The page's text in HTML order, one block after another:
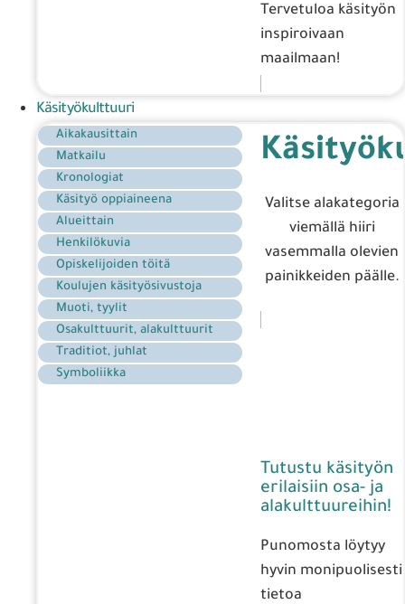
Tervetuloa käsityön
inspiroivaan
maailmaan!
Käsityökulttuuri
Aikakausittain
Matkailu
Kronologiat
Käsityö oppiaineena
Alueittain
Henkilökuvia
Opiskelijoiden töitä
Koulujen käsityösivustoja
Muoti, tyylit
Osakulttuurit, alakulttuurit
Traditiot, juhlat
Symboliikka
Valitse alakategoria
viemällä hiiri
vasemmalla olevien
painikkeiden päälle.
Tutustu käsityön
erilaisiin osa- ja
alakulttuureihin!
Punomosta löytyy
hyvin monipuolisesti
tietoa